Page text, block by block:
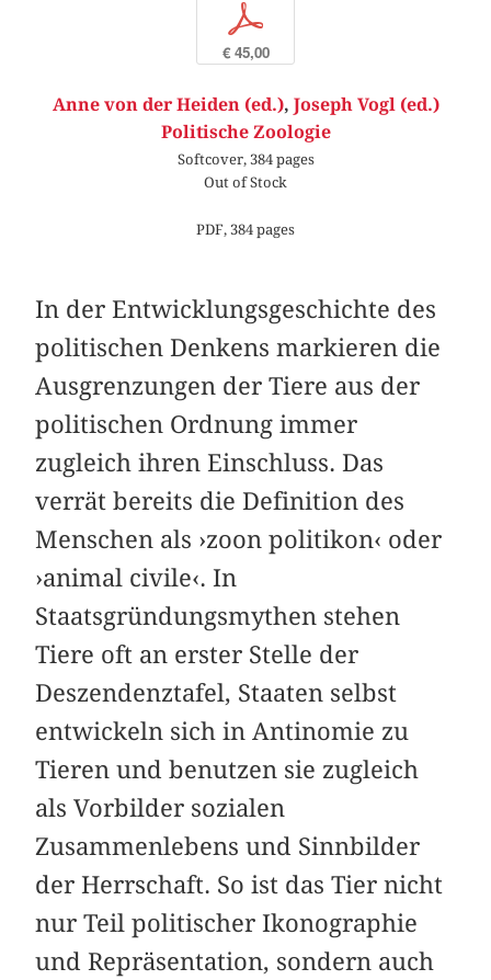
p
€ 45,00
Anne von der Heiden (ed.), Joseph Vogl (ed.)
Politische Zoologie
Softcover, 384 pages
Out of Stock
PDF, 384 pages
In der Entwicklungsgeschichte des
politischen Denkens markieren die
Ausgrenzungen der Tiere aus der
politischen Ordnung immer
zugleich ihren Einschluss. Das
verrät bereits die Definition des
Menschen als ›zoon politikon‹ oder
›animal civile‹. In
Staatsgründungsmythen stehen
Tiere oft an erster Stelle der
Deszendenztafel, Staaten selbst
entwickeln sich in Antinomie zu
Tieren und benutzen sie zugleich
als Vorbilder sozialen
Zusammenlebens und Sinnbilder
der Herrschaft. So ist das Tier nicht
nur Teil politischer Ikonographie
und Repräsentation, sondern auch